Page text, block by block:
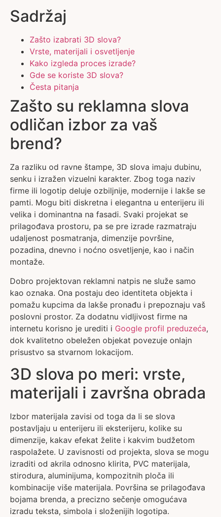
Sadržaj
Zašto izabrati 3D slova?
Vrste, materijali i osvetljenje
Kako izgleda proces izrade?
Gde se koriste 3D slova?
Česta pitanja
Zašto su reklamna slova
odličan izbor za vaš
brend?
Za razliku od ravne štampe, 3D slova imaju dubinu,
senku i izražen vizuelni karakter. Zbog toga naziv
firme ili logotip deluje ozbiljnije, modernije i lakše se
pamti. Mogu biti diskretna i elegantna u enterijeru ili
velika i dominantna na fasadi. Svaki projekat se
prilagođava prostoru, pa se pre izrade razmatraju
udaljenost posmatranja, dimenzije površine,
pozadina, dnevno i noćno osvetljenje, kao i način
montaže.
Dobro projektovan reklamni natpis ne služe samo
kao oznaka. Ona postaju deo identiteta objekta i
pomažu kupcima da lakše pronađu i prepoznaju vaš
poslovni prostor. Za dodatnu vidljivost firme na
internetu korisno je urediti i Google profil preduzeća,
dok kvalitetno obeležen objekat povezuje onlajn
prisustvo sa stvarnom lokacijom.
3D slova po meri: vrste,
materijali i završna obrada
Izbor materijala zavisi od toga da li se slova
postavljaju u enterijeru ili eksterijeru, kolike su
dimenzije, kakav efekat želite i kakvim budžetom
raspolažete. U zavisnosti od projekta, slova se mogu
izraditi od akrila odnosno klirita, PVC materijala,
stirodura, aluminijuma, kompozitnih ploča ili
kombinacije više materijala. Površina se prilagođava
bojama brenda, a precizno sečenje omogućava
izradu teksta, simbola i složenijih logotipa.